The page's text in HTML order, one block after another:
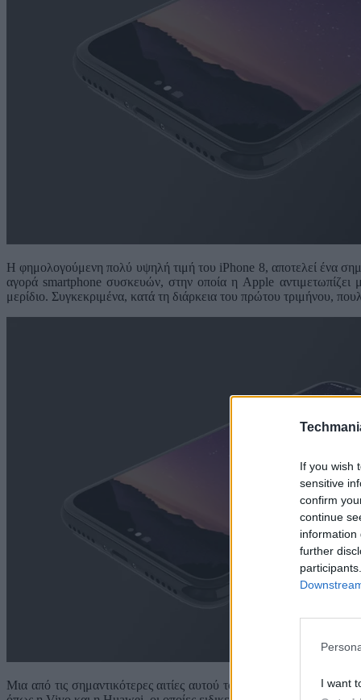
If you wish
sensitive
confirm
continue
information
further
I want
Η φημολογούμενη πολύ υψηλή τιμή του iPhone 8, αποτελεί ένα
αγορά smartphone συσκευών, στην οποία η Apple αντιμετωπίζει
μερίδιο. Συγκεκριμένα, κατά τη διάρκεια του πρώτου τριμήνου,
Μια από τις σημαντικότερες αιτίες αυτού του προβλήματος